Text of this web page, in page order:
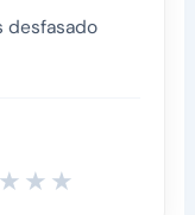
desfasado